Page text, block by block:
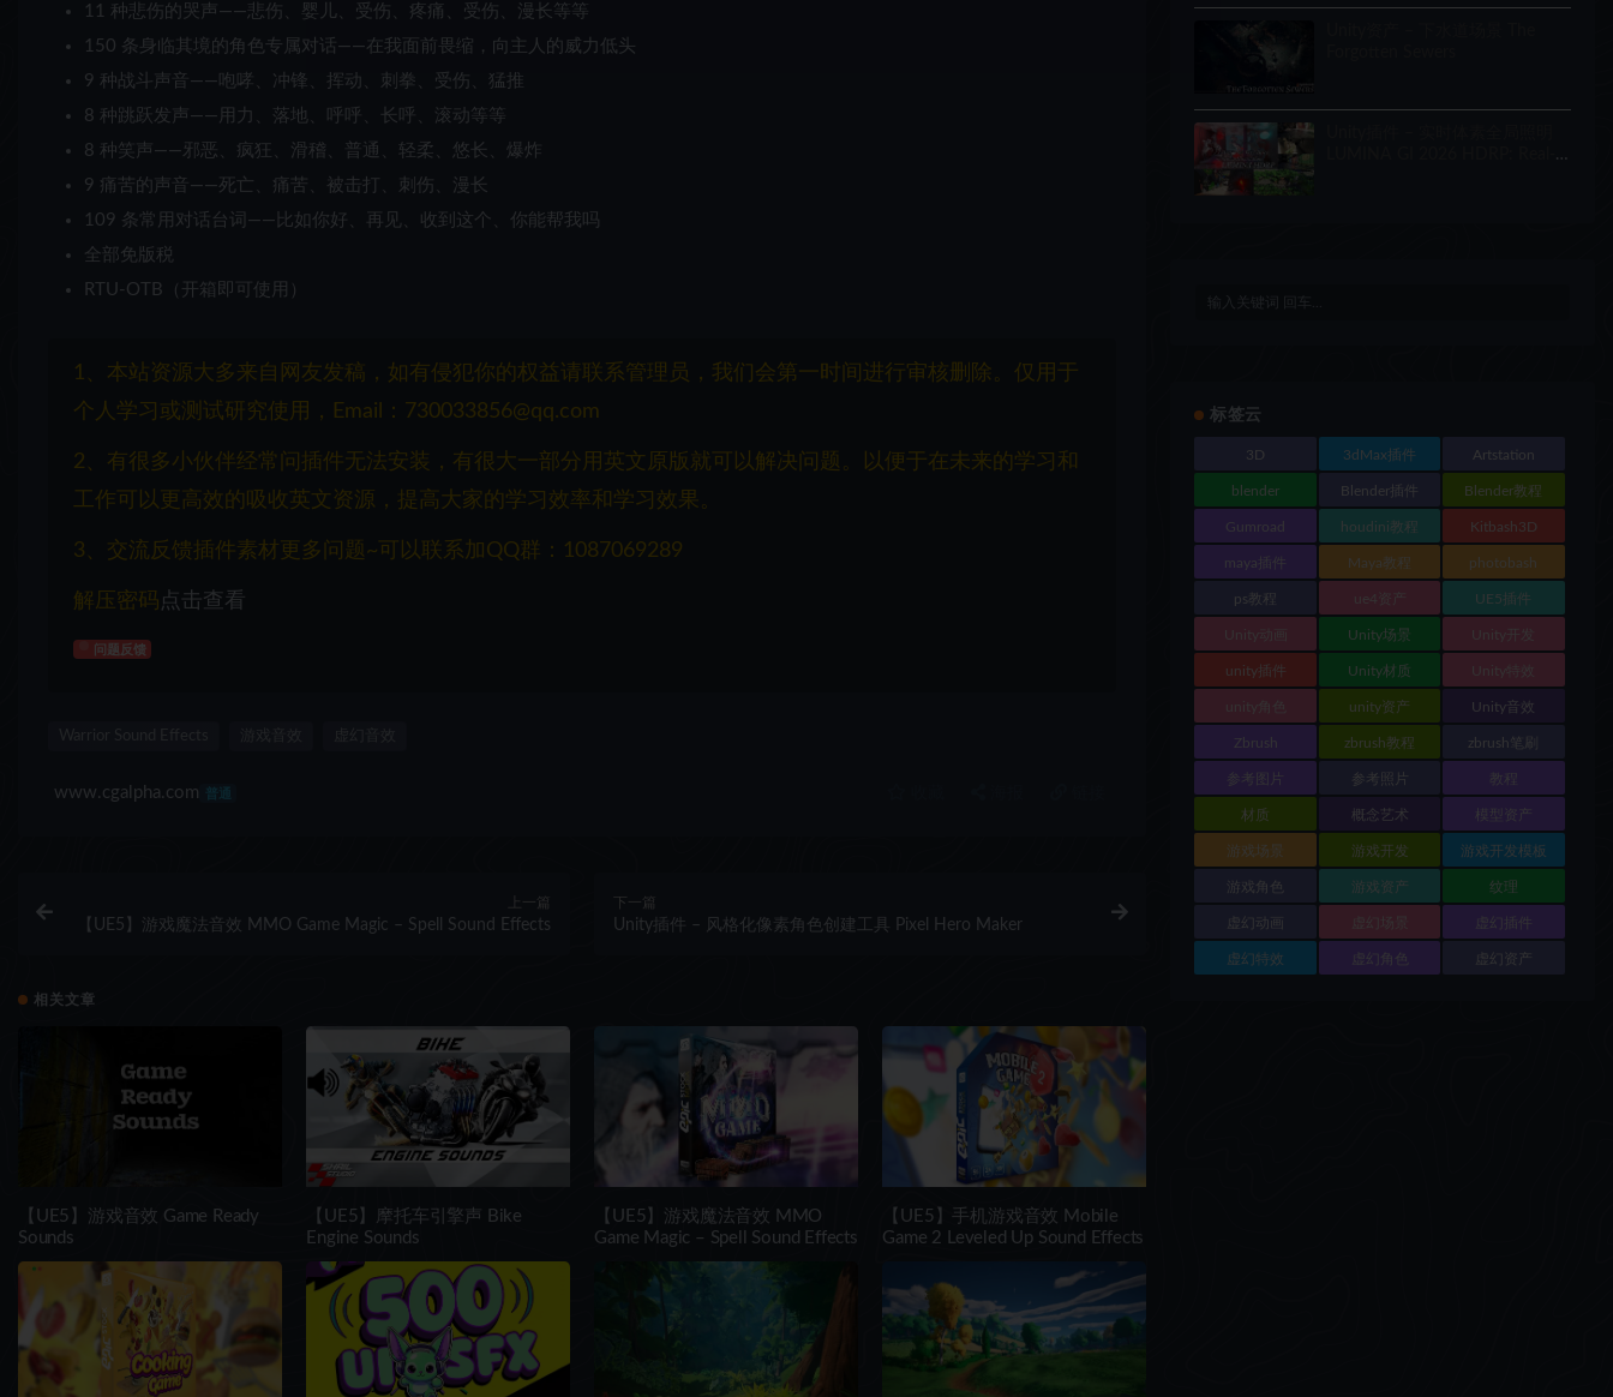
11 种悲伤的哭声——悲伤、婴儿、受伤、疼痛、受伤、漫长等等
150 条身临其境的角色专属对话——在我面前畏缩，向主人的威力低头
9 种战斗声音——咆哮、冲锋、挥动、刺拳、受伤、猛推
8 种跳跃发声——用力、落地、呼呼、长呼、滚动等等
8 种笑声——邪恶、疯狂、滑稽、普通、轻柔、悠长、爆炸
9 痛苦的声音——死亡、痛苦、被击打、刺伤、漫长
109 条常用对话台词——比如你好、再见、收到这个、你能帮我吗
全部免版税
RTU-OTB（开箱即可使用）
1、本站资源大多来自网友发稿，如有侵犯你的权益请联系管理员，我们会第一时间进行审核删除。仅用于
个人学习或测试研究使用，Email：730033856@qq.com
2、有很多小伙伴经常问插件无法安装，有很大一部分用英文原版就可以解决问题。以便于在未来的学习和
工作可以更高效的吸收英文资源，提高大家的学习效率和学习效果。
3、交流反馈插件素材更多问题~可以联系加QQ群：1087069289
解压密码 点击查看
问题反馈
www.cgalpha.com
上一篇
【UE5】游戏魔法音效 MMO Game Magic – Spell Sound Effects
下一篇
Unity插件 – 风格化像素角色创建工具 Pixel Hero Maker
相关文章
【UE5】游戏音效 Game Ready
Sounds
【UE5】摩托车引擎声 Bike
Engine Sounds
【UE5】游戏魔法音效 MMO
Game Magic – Spell Sound Effects
【UE5】手机游戏音效 Mobile
Game 2 Leveled Up Sound Effects
标签云
3D 3dMax插件 Artstation
blender Blender插件 Blender教程
Gumroad houdini教程 Kitbash3D
maya插件 Maya教程 photobash
ps教程 ue4资产 UE5插件
Unity动画 Unity场景 Unity开发
unity插件 Unity材质 Unity特效
unity角色 unity资产 Unity音效
Zbrush zbrush教程 zbrush笔刷
参考图片 参考照片 教程
材质 概念艺术 模型资产
游戏场景 游戏开发 游戏开发模板
游戏角色 游戏资产 纹理
虚幻动画 虚幻场景 虚幻插件
虚幻特效 虚幻角色 虚幻资产